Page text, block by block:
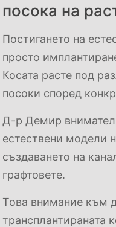
посока на
Постигането на
просто
Косата расте под
посоки според
Д-р Демир
естествени модели
създаването на
графтовете.
Това внимание към
трансплантираната